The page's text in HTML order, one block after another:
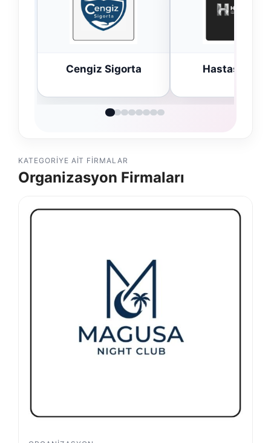
Hastaş Beton
Bulkoon
KATEGORIYE AIT FIRMALAR
Organizasyon Firmaları